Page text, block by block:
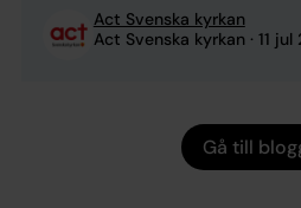
samtidigt som Pakistan
större beredskap för att
Act Svenska kyrkan
Act Svenska kyrkan
11
Gå till